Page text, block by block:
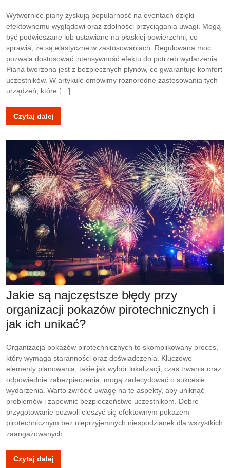
Wytwornice piany zyskują popularność na eventach dzięki
efektownemu wyglądowi oraz zdolności przyciągania uwagi. Mogą
być podwieszane lub ustawiane na płaskiej powierzchni, co
sprawia, że są elastyczne w zastosowaniach. Regulowana moc
pozwala dostosować intensywność efektu do potrzeb wydarzenia.
Piana tworzona jest z bezpiecznych płynów, co gwarantuje komfort
uczestników. W artykule omówimy różnorodne zastosowania tych
urządzeń, które […]
Czytaj dalej
Jakie są najczęstsze błędy przy
organizacji pokazów pirotechnicznych i
jak ich unikać?
Organizacja pokazów pirotechnicznych to skomplikowany proces,
który wymaga staranności oraz doświadczenia. Kluczowe
elementy planowania, takie jak wybór lokalizacji, czas trwania oraz
odpowiednie zabezpieczenia, mogą zadecydować o sukcesie
wydarzenia. Warto zwrócić uwagę na te aspekty, aby uniknąć
problemów i zapewnić bezpieczeństwo uczestnikom. Dobre
przygotowanie pozwoli cieszyć się efektownym pokazem
pirotechnicznym bez nieprzyjemnych niespodzianek dla wszystkich
zaangażowanych.
Czytaj dalej